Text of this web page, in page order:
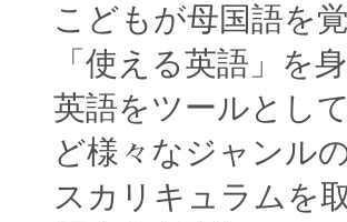
こどもが母国語を
「使える英語」を
英語をツールとし
ど様々なジャンル
スカリキュラムを